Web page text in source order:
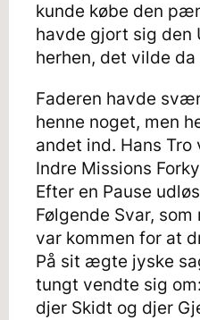
kunde købe den
havde gjort sig den
herhen, det vilde
Faderen havde
henne noget, men
andet ind. Hans
Indre Missions
Efter en Pause
Følgende Svar,
var kommen for at
På sit ægte jyske
tungt vendte sig om:
djer Skidt og djer